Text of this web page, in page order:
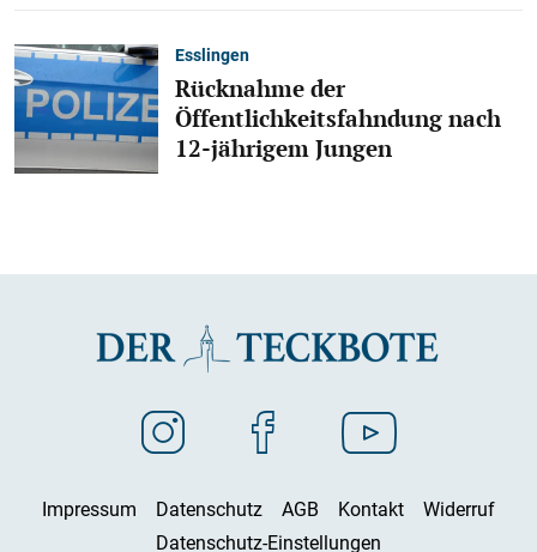
Esslingen
Rücknahme der
Öffentlichkeitsfahndung nach
12-jährigem Jungen
Impressum Datenschutz AGB Kontakt
Widerruf
Datenschutz-Einstellungen